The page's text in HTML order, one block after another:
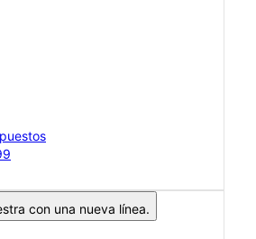
con una nueva línea.